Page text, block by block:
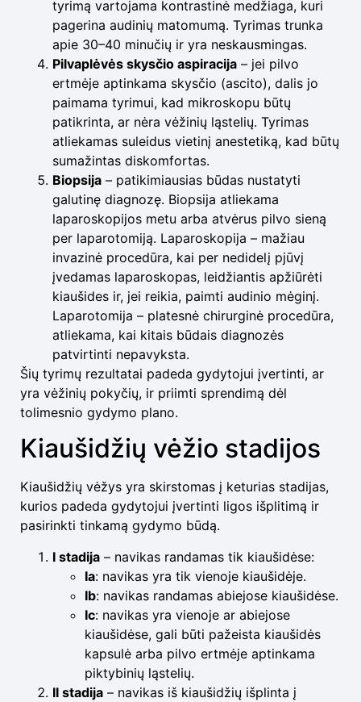
tyrimą vartojama kontrastinė medžiaga, kuri
pagerina audinių matomumą. Tyrimas trunka
apie 30–40 minučių ir yra neskausmingas.
Pilvaplėvės skysčio aspiracija – jei pilvo
ertmėje aptinkama skysčio (ascito), dalis jo
paimama tyrimui, kad mikroskopu būtų
patikrinta, ar nėra vėžinių ląstelių. Tyrimas
atliekamas suleidus vietinį anestetiką, kad būtų
sumažintas diskomfortas.
Biopsija – patikimiausias būdas nustatyti
galutinę diagnozę. Biopsija atliekama
laparoskopijos metu arba atvėrus pilvo sieną
per laparotomiją. Laparoskopija – mažiau
invazinė procedūra, kai per nedidelį pjūvį
įvedamas laparoskopas, leidžiantis apžiūrėti
kiaušides ir, jei reikia, paimti audinio mėginį.
Laparotomija – platesnė chirurginė procedūra,
atliekama, kai kitais būdais diagnozės
patvirtinti nepavyksta.
Šių tyrimų rezultatai padeda gydytojui įvertinti, ar
yra vėžinių pokyčių, ir priimti sprendimą dėl
tolimesnio gydymo plano.
Kiaušidžių vėžio stadijos
Kiaušidžių vėžys yra skirstomas į keturias stadijas,
kurios padeda gydytojui įvertinti ligos išplitimą ir
pasirinkti tinkamą gydymo būdą.
I stadija – navikas randamas tik kiaušidėse:
Ia: navikas yra tik vienoje kiaušidėje.
Ib: navikas randamas abiejose kiaušidėse.
Ic: navikas yra vienoje ar abiejose
kiaušidėse, gali būti pažeista kiaušidės
kapsulė arba pilvo ertmėje aptinkama
piktybinių ląstelių.
II stadija – navikas iš kiaušidžių išplinta į